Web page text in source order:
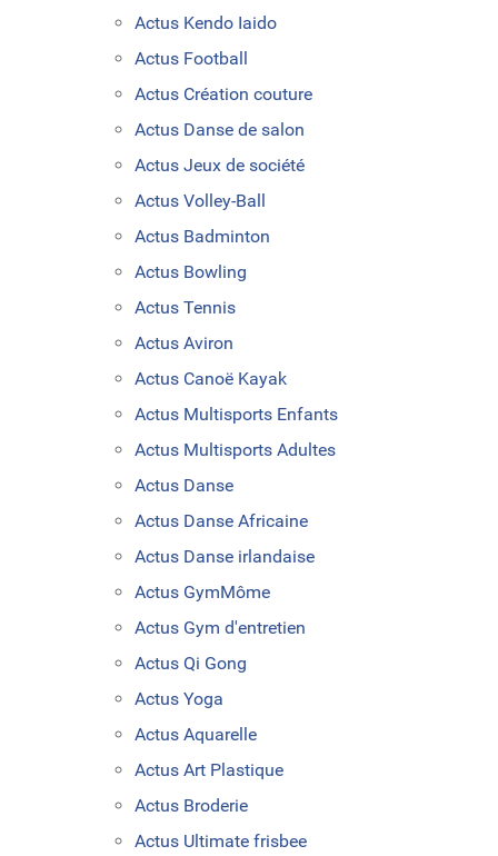
Actus Kendo Iaido
Actus Football
Actus Création couture
Actus Danse de salon
Actus Jeux de société
Actus Volley-Ball
Actus Badminton
Actus Bowling
Actus Tennis
Actus Aviron
Actus Canoë Kayak
Actus Multisports Enfants
Actus Multisports Adultes
Actus Danse
Actus Danse Africaine
Actus Danse irlandaise
Actus GymMôme
Actus Gym d'entretien
Actus Qi Gong
Actus Yoga
Actus Aquarelle
Actus Art Plastique
Actus Broderie
Actus Ultimate frisbee